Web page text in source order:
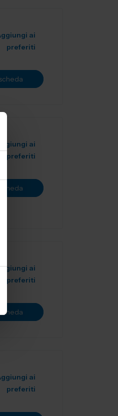
ai
preferiti
Aggiungi ai
preferiti
scheda
ai
preferiti
scheda
ai
preferiti